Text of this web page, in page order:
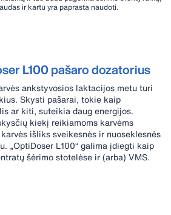
ir kartu yra paprasta naudoti.
L100 pašaro dozatorius
ankstyvosios laktacijos metu turi
Skysti pašarai, tokie kaip
ar kiti, suteikia daug energijos.
kiekį reikiamoms karvėms
išliks sveikesnės ir nuoseklesnės
„OptiDoser L100“ galima įdiegti kaip
šėrimo stotelėse ir (arba) VMS.